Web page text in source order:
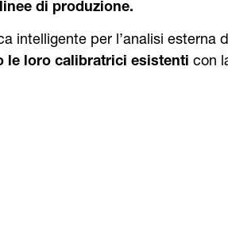
di produzione.
intelligente per l’analisi esterna
le loro calibratrici esistenti con